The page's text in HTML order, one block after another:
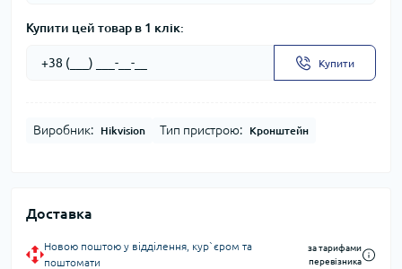
Купити цей товар в 1 клік:
Купити
Виробник: Hikvision Тип пристрою: Кронштейн
Доставка
Новою поштою у відділення, кур`єром та
поштомати
за тарифами
перевізника